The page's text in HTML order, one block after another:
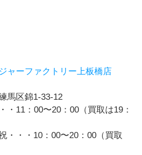
ャーファクトリー上板橋店
区錦1-33-12
11：00〜20：00（買取は19：
：00〜20：00（買取